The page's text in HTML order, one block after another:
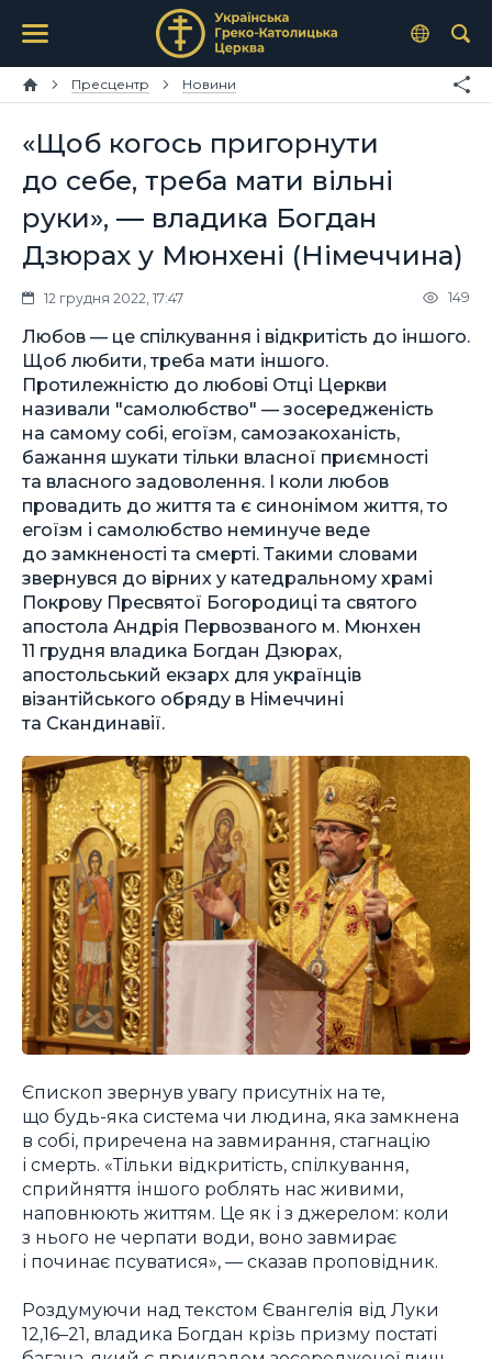
Пресцентр Новини
«Щоб когось пригорнути
до себе, треба мати вільні
руки», — владика Богдан
Дзюрах у Мюнхені (Німеччина)
12 грудня 2022, 17:47 149
Любов — це спілкування і відкритість до іншого.
Щоб любити, треба мати іншого.
Протилежністю до любові Отці Церкви
називали "самолюбство" — зосередженість
на самому собі, егоїзм, самозакоханість,
бажання шукати тільки власної приємності
та власного задоволення. І коли любов
провадить до життя та є синонімом життя, то
егоїзм і самолюбство неминуче веде
до замкненості та смерті. Такими словами
звернувся до вірних у катедральному храмі
Покрову Пресвятої Богородиці та святого
апостола Андрія Первозваного м. Мюнхен
11 грудня владика Богдан Дзюрах,
апостольський екзарх для українців
візантійського обряду в Німеччині
та Скандинавії.
Єпископ звернув увагу присутніх на те,
що будь-яка система чи людина, яка замкнена
в собі, приречена на завмирання, стагнацію
і смерть. «Тільки відкритість, спілкування,
сприйняття іншого роблять нас живими,
наповнюють життям. Це як і з джерелом: коли
з нього не черпати води, воно завмирає
і починає псуватися», — сказав проповідник.
Роздумуючи над текстом Євангелія від Луки
12,16–21, владика Богдан крізь призму постаті